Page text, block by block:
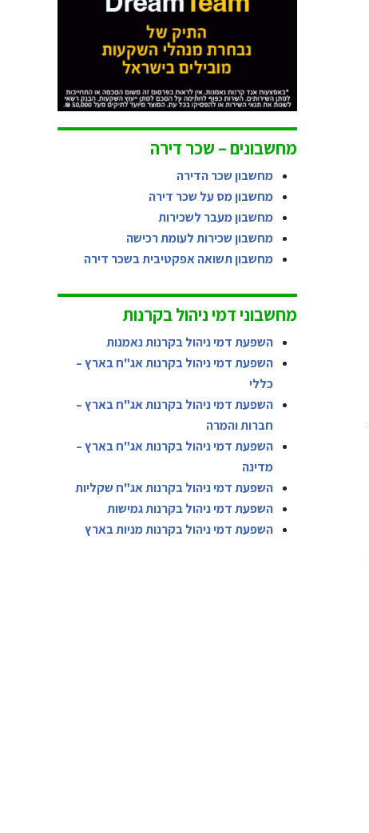
מחשבונים – שכר דירה
מחשבון שכר הדירה
מחשבון מס על שכר דירה
מחשבון מעבר לשכירות
מחשבון שכירות לעומת רכישה
מחשבון תשואה אפקטיבית בשכר דירה
מחשבוני דמי ניהול בקרנות
השפעת דמי ניהול בקרנות נאמנות
השפעת דמי ניהול בקרנות אג"ח בארץ –
כללי
השפעת דמי ניהול בקרנות אג"ח בארץ –
חברות והמרה
השפעת דמי ניהול בקרנות אג"ח בארץ –
מדינה
השפעת דמי ניהול בקרנות אג"ח שקליות
השפעת דמי ניהול בקרנות גמישות
השפעת דמי ניהול בקרנות מניות בארץ